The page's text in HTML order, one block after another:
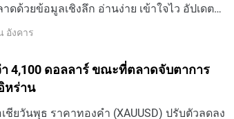
ดด้วยข้อมูลเชิงลึก อ่านง่าย เข้าใจไว อัปเดต
อังคาร
4,100 ดอลลาร์ ขณะที่ตลาดจับตาการ
หร่าน
ชียวันพุธ ราคาทองคํา (XAUUSD) ปรับตัวลดลง